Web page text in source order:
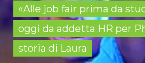
«Alle job fair prima da
oggi da addetta HR per
storia di Laura